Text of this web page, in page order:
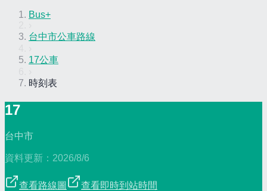
Bus+
台中市公車路線
17公車
時刻表
17
台中市
資料更新： 2026/8/6
查看路線圖 查看即時到站時間